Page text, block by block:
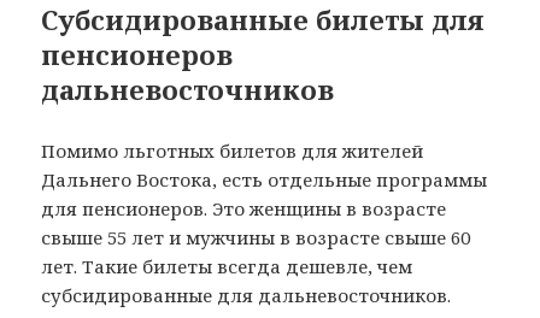
Субсидированные билеты для
пенсионеров
дальневосточников
Помимо льготных билетов для жителей
Дальнего Востока, есть отдельные программы
для пенсионеров. Это женщины в возрасте
свыше 55 лет и мужчины в возрасте свыше 60
лет. Такие билеты всегда дешевле, чем
субсидированные для дальневосточников.